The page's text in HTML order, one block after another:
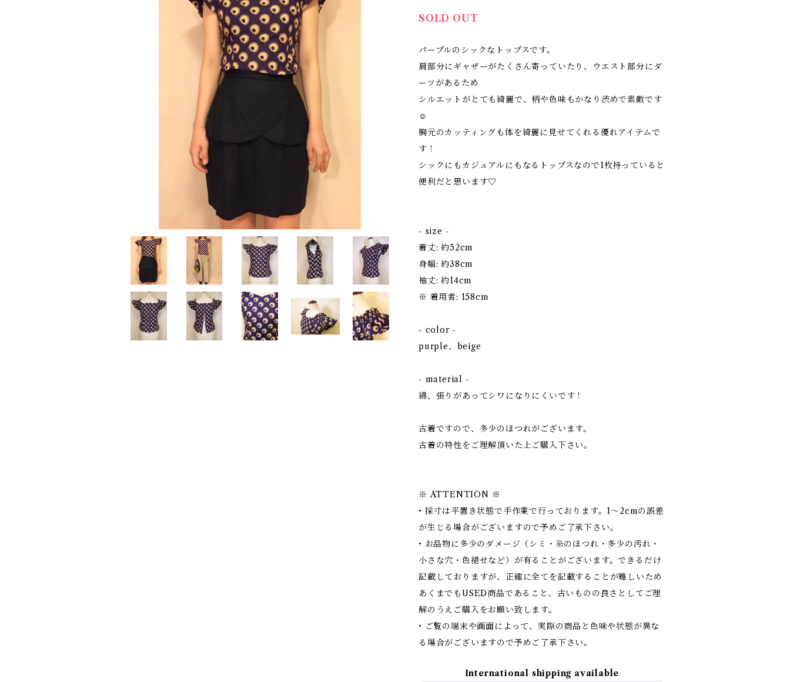
SOLD OUT
パープルのシックなトップスです。
肩部分にギャザーがたくさん寄っていたり、ウエスト部分にダ
ーツがあるため
シルエットがとても綺麗で、柄や色味もかなり渋めで素敵です
☺
胸元のカッティングも体を綺麗に見せてくれる優れアイテムで
す！
シックにもカジュアルにもなるトップスなので1枚持っていると
便利だと思います♡
- size -
着丈: 約52cm
身幅: 約38cm
袖丈: 約14cm
※ 着用者: 158cm
- color -
purple、beige
- material -
綿、張りがあってシワになりにくいです！
古着ですので、多少のほつれがございます。
古着の特性をご理解頂いた上ご購入下さい。
※ ATTENTION ※
• 採寸は平置き状態で手作業で行っております。1～2cmの誤差
が生じる場合がございますので予めご了承下さい。
• お品物に多少のダメージ（シミ・糸のほつれ・多少の汚れ・
小さな穴・色褪せなど）が有ることがございます。できるだけ
記載しておりますが、正確に全てを記載することが難しいため
あくまでもUSED商品であること、古いものの良さとしてご理
解のうえご購入をお願い致します。
• ご覧の端末や画面によって、実際の商品と色味や状態が異な
る場合がございますので予めご了承下さい。
International shipping available